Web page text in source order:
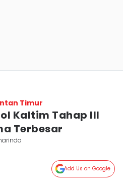
Timur
Kaltim Tahap III
Terbesar
Add Us on Google